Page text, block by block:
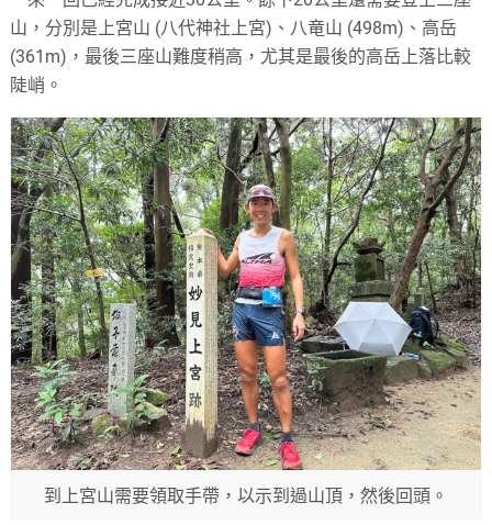
山， 分別是上宮山 (八代神社上宮)、八竜山 (498m)、高岳
(361m)，最後三座山難度稍高， 尤其是最後的高岳上落比較
陡峭。
到上宮山需要領取手帶，以示到過山頂，然後回頭。